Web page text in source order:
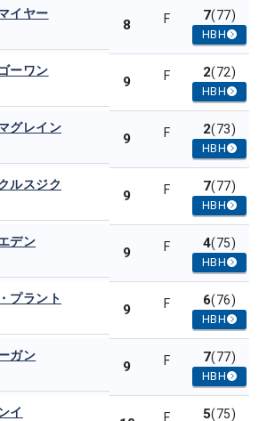
イヤー
8 F 7(77)
HBH
ーワン
9 F 2(72)
HBH
グレイン
9 F 2(73)
HBH
ルスジク
9 F 7(77)
HBH
デン
9 F 4(75)
HBH
プラント
9 F 6(76)
HBH
ガン
9 F 7(77)
HBH
イ F 5(75)